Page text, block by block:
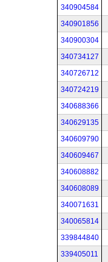
340904584
340901856
340900304
340734127
340726712
340724219
340688366
340629135
340609790
340609467
340608882
340608089
340071631
340065814
339844840
339405011